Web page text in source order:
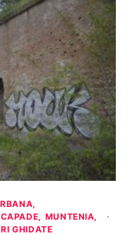
MUNTENIA
GHIDATE